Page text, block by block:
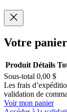
Votre panier
Produits
dans
Produit Détails
Sous-total 0,00 $
Les frais
validation de
Voir mon panier